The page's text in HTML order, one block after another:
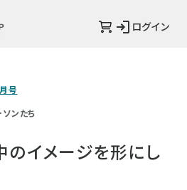
ログイン
号
ンたち
イメージを形にし